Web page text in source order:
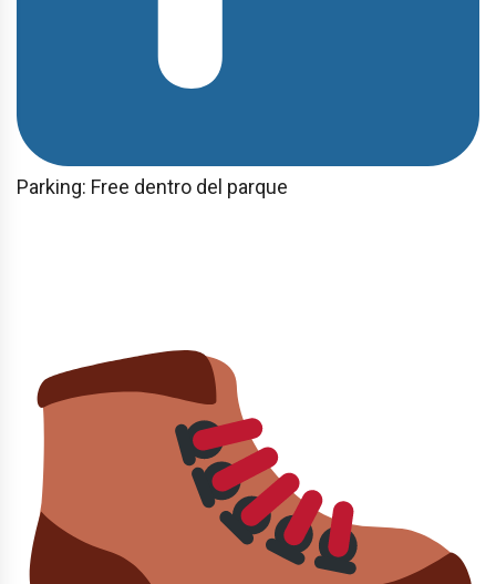
Parking: Free dentro del parque